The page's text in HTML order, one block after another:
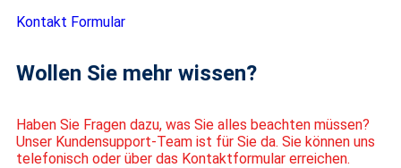
Wollen Sie mehr wissen?
Haben Sie Fragen dazu, was Sie alles beachten müssen?
Unser Kundensupport-Team ist für Sie da. Sie können uns
telefonisch oder über das Kontaktformular erreichen.
Kontakt Formular